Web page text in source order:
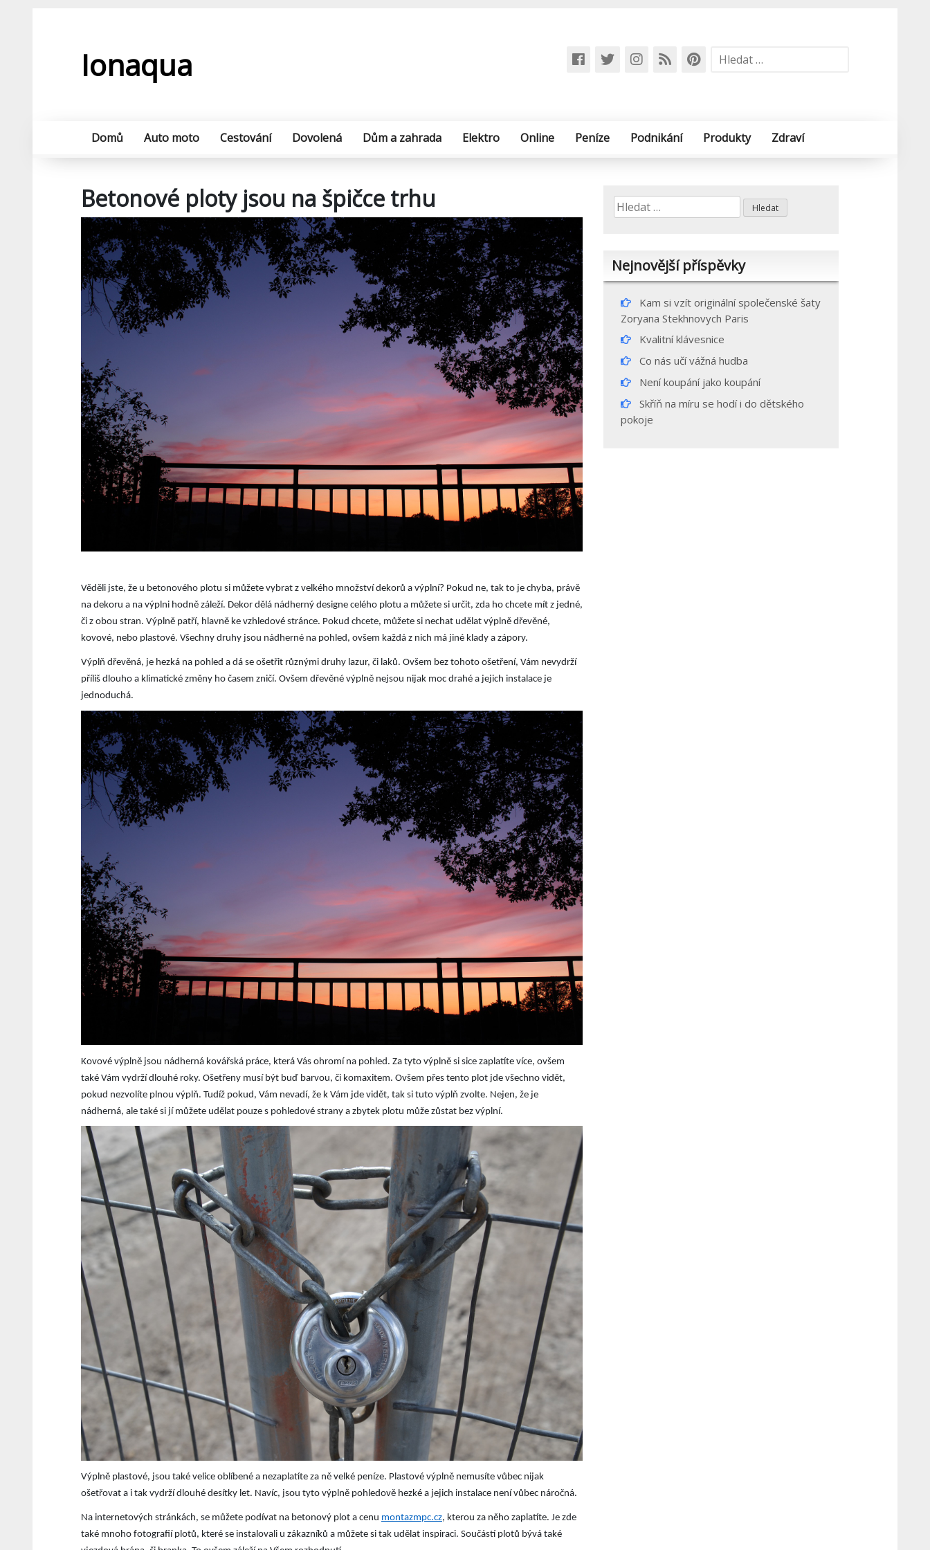
Ionaqua Vyhledávání
Domů Auto moto Cestování Dovolená Dům a zahrada Elektro Online Peníze Podnikání Produkty Zdraví
Betonové ploty jsou na špičce trhu
Věděli jste, že u betonového plotu si můžete vybrat z velkého množství dekorů a výplní? Pokud ne, tak to je chyba, právě
na dekoru a na výplni hodně záleží. Dekor dělá nádherný designe celého plotu a můžete si určit, zda ho chcete mít z jedné,
či z obou stran. Výplně patří, hlavně ke vzhledové stránce. Pokud chcete, můžete si nechat udělat výplně dřevěné,
kovové, nebo plastové. Všechny druhy jsou nádherné na pohled, ovšem každá z nich má jiné klady a zápory.
Výplň dřevěná, je hezká na pohled a dá se ošetřit různými druhy lazur, či laků. Ovšem bez tohoto ošetření, Vám nevydrží
příliš dlouho a klimatické změny ho časem zničí. Ovšem dřevěné výplně nejsou nijak moc drahé a jejich instalace je
jednoduchá.
Kovové výplně jsou nádherná kovářská práce, která Vás ohromí na pohled. Za tyto výplně si sice zaplatíte více, ovšem
také Vám vydrží dlouhé roky. Ošetřeny musí být buď barvou, či komaxitem. Ovšem přes tento plot jde všechno vidět,
pokud nezvolíte plnou výplň. Tudíž pokud, Vám nevadí, že k Vám jde vidět, tak si tuto výplň zvolte. Nejen, že je
nádherná, ale také si jí můžete udělat pouze s pohledové strany a zbytek plotu může zůstat bez výplní.
Výplně plastové, jsou také velice oblíbené a nezaplatíte za ně velké peníze. Plastové výplně nemusíte vůbec nijak
ošetřovat a i tak vydrží dlouhé desítky let. Navíc, jsou tyto výplně pohledově hezké a jejich instalace není vůbec náročná.
Na internetových stránkách, se můžete podívat na betonový plot a cenu montazmpc.cz, kterou za něho zaplatíte. Je zde
také mnoho fotografií plotů, které se instalovali u zákazníků a můžete si tak udělat inspiraci. Součástí plotů bývá také
Vyhledávání
Nejnovější příspěvky
Kam si vzít originální společenské šaty
Zoryana Stekhnovych Paris
Kvalitní klávesnice
Co nás učí vážná hudba
Není koupání jako koupání
Skříň na míru se hodí i do dětského
pokoje